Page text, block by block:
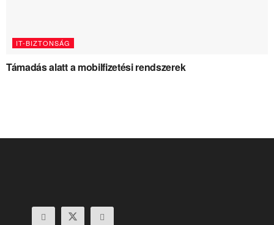
IT-BIZTONSÁG
Támadás alatt a mobilfizetési rendszerek